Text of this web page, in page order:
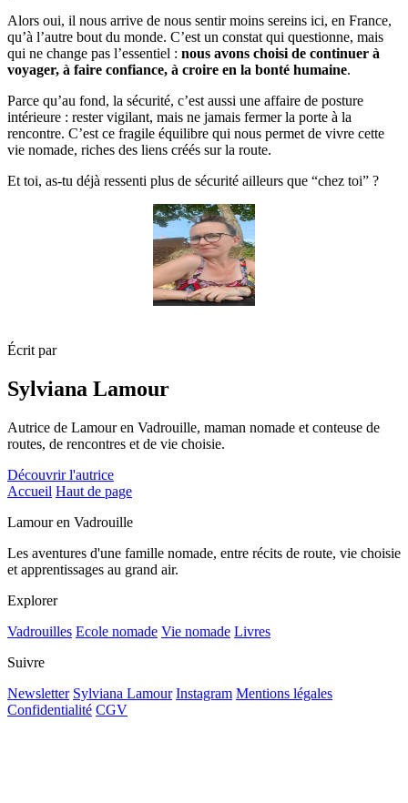
Alors oui, il nous arrive de nous sentir moins sereins ici, en France,
qu’à l’autre bout du monde. C’est un constat qui questionne, mais
qui ne change pas l’essentiel : nous avons choisi de continuer à
voyager, à faire confiance, à croire en la bonté humaine.
Parce qu’au fond, la sécurité, c’est aussi une affaire de posture
intérieure : rester vigilant, mais ne jamais fermer la porte à la
rencontre. C’est ce fragile équilibre qui nous permet de vivre cette
vie nomade, riches des liens créés sur la route.
Et toi, as-tu déjà ressenti plus de sécurité ailleurs que “chez toi” ?
Écrit par
Sylviana Lamour
Autrice de Lamour en Vadrouille, maman nomade et conteuse de
routes, de rencontres et de vie choisie.
Découvrir l'autrice
Accueil Haut de page
Lamour en Vadrouille
Les aventures d'une famille nomade, entre récits de route, vie choisie
et apprentissages au grand air.
Explorer
Vadrouilles Ecole nomade Vie nomade Livres
Suivre
Newsletter Sylviana Lamour Instagram Mentions légales
Confidentialité CGV